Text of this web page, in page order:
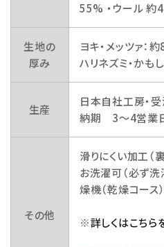
55% ・ウール 約
生地の
厚み
ヨキ・メッツァ
ハリネズミ・かも
生産
日本自社工房・
納期 3～4営業
その他
滑りにくい加工（裏
お洗濯可（必ず洗
燥機（乾燥コース
※詳しくはこちら